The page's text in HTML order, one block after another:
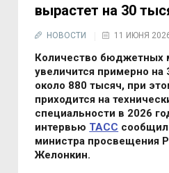
вырастет на 30
НОВОСТИ 11 ИЮНЯ
Количество бюджетных
увеличится примерно на
около 880 тысяч, при
приходится на
специальности в 2026
интервью ТАСС сообщил
министра просвещения
Желонкин.